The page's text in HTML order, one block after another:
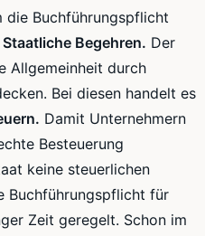
die Buchführungspflicht
Staatliche Begehren. Der
Allgemeinheit durch
Bei diesen handelt es
Damit Unternehmern
Besteuerung
keine steuerlichen
Buchführungspflicht für
Zeit geregelt. Schon im